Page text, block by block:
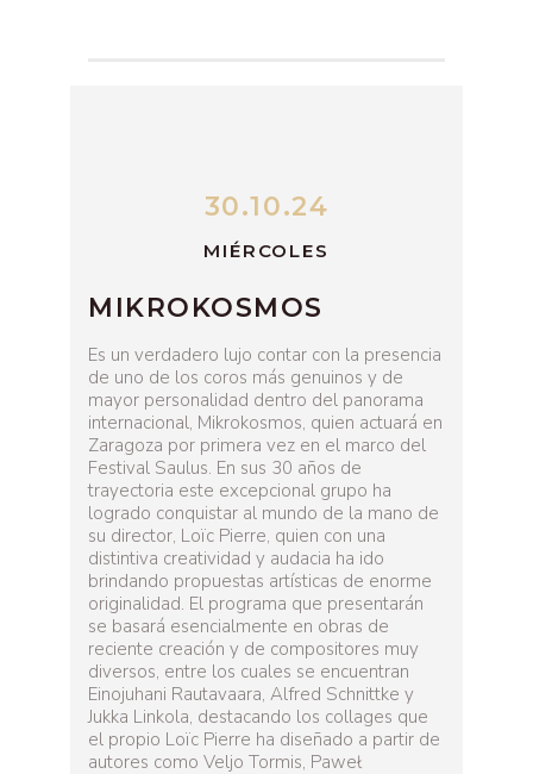
30.10.24
MIÉRCOLES
MIKROKOSMOS
Es un verdadero lujo contar con la presencia
de uno de los coros más genuinos y de
mayor personalidad dentro del panorama
internacional, Mikrokosmos, quien actuará en
Zaragoza por primera vez en el marco del
Festival Saulus. En sus 30 años de
trayectoria este excepcional grupo ha
logrado conquistar al mundo de la mano de
su director, Loïc Pierre, quien con una
distintiva creatividad y audacia ha ido
brindando propuestas artísticas de enorme
originalidad. El programa que presentarán
se basará esencialmente en obras de
reciente creación y de compositores muy
diversos, entre los cuales se encuentran
Einojuhani Rautavaara, Alfred Schnittke y
Jukka Linkola, destacando los collages que
el propio Loïc Pierre ha diseñado a partir de
autores como Veljo Tormis, Paweł